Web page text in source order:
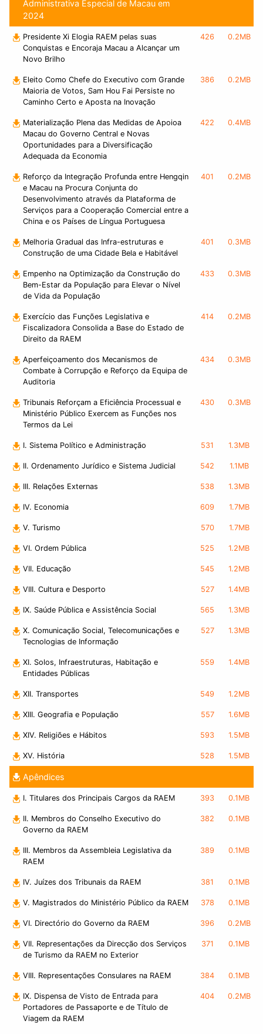
Administrativa Especial de Macau em
2024
Presidente Xi Elogia RAEM pelas suas
Conquistas e Encoraja Macau a Alcançar um
Novo Brilho
426 0.2MB
Eleito Como Chefe do Executivo com Grande
Maioria de Votos, Sam Hou Fai Persiste no
Caminho Certo e Aposta na Inovação
386 0.2MB
Materialização Plena das Medidas de Apoioa
Macau do Governo Central e Novas
Oportunidades para a Diversificação
Adequada da Economia
422 0.4MB
Reforço da Integração Profunda entre Hengqin
e Macau na Procura Conjunta do
Desenvolvimento através da Plataforma de
Serviços para a Cooperação Comercial entre a
China e os Países de Língua Portuguesa
401 0.2MB
Melhoria Gradual das Infra-estruturas e
Construção de uma Cidade Bela e Habitável
401 0.3MB
Empenho na Optimização da Construção do
Bem-Estar da População para Elevar o Nível
de Vida da População
433 0.3MB
Exercício das Funções Legislativa e
Fiscalizadora Consolida a Base do Estado de
Direito da RAEM
414 0.2MB
Aperfeiçoamento dos Mecanismos de
Combate à Corrupção e Reforço da Equipa de
Auditoria
434 0.3MB
Tribunais Reforçam a Eficiência Processual e
Ministério Público Exercem as Funções nos
Termos da Lei
430 0.3MB
I. Sistema Político e Administração 531 1.3MB
II. Ordenamento Jurídico e Sistema Judicial 542 1.1MB
III. Relações Externas 538 1.3MB
IV. Economia 609 1.7MB
V. Turismo 570 1.7MB
VI. Ordem Pública 525 1.2MB
VII. Educação 545 1.2MB
VIII. Cultura e Desporto 527 1.4MB
IX. Saúde Pública e Assistência Social 565 1.3MB
X. Comunicação Social, Telecomunicações e
Tecnologias de Informação
527 1.3MB
XI. Solos, Infraestruturas, Habitação e
Entidades Públicas
559 1.4MB
XII. Transportes 549 1.2MB
XIII. Geografia e População 557 1.6MB
XIV. Religiões e Hábitos 593 1.5MB
XV. História 528 1.5MB
Apêndices
I. Titulares dos Principais Cargos da RAEM 393 0.1MB
II. Membros do Conselho Executivo do
Governo da RAEM
382 0.1MB
III. Membros da Assembleia Legislativa da
RAEM
389 0.1MB
IV. Juízes dos Tribunais da RAEM 381 0.1MB
V. Magistrados do Ministério Público da RAEM 378 0.1MB
VI. Directório do Governo da RAEM 396 0.2MB
VII. Representações da Direcção dos Serviços
de Turismo da RAEM no Exterior
371 0.1MB
VIII. Representações Consulares na RAEM 384 0.1MB
IX. Dispensa de Visto de Entrada para
Portadores de Passaporte e de Título de
Viagem da RAEM
404 0.2MB